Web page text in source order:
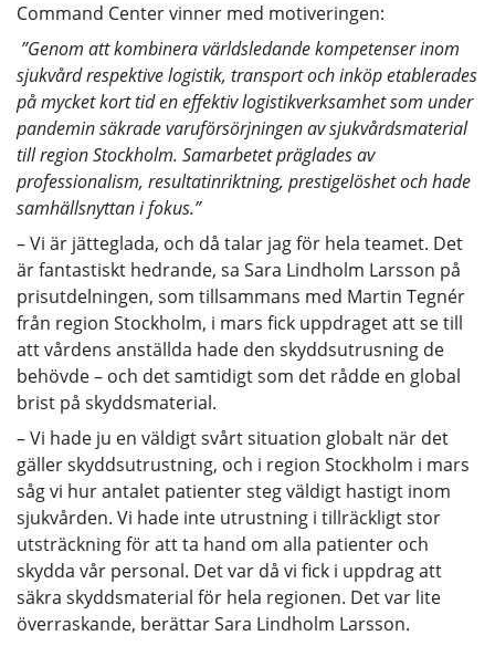
Command Center vinner med motiveringen:
”Genom att kombinera världsledande kompetenser inom
sjukvård respektive logistik, transport och inköp etablerades
på mycket kort tid en effektiv logistikverksamhet som under
pandemin säkrade varuförsörjningen av sjukvårdsmaterial
till region Stockholm. Samarbetet präglades av
professionalism, resultatinriktning, prestigelöshet och hade
samhällsnyttan i fokus.”
– Vi är jätteglada, och då talar jag för hela teamet. Det
är fantastiskt hedrande, sa Sara Lindholm Larsson på
prisutdelningen, som tillsammans med Martin Tegnér
från region Stockholm, i mars fick uppdraget att se till
att vårdens anställda hade den skyddsutrusning de
behövde – och det samtidigt som det rådde en global
brist på skyddsmaterial.
– Vi hade ju en väldigt svårt situation globalt när det
gäller skyddsutrustning, och i region Stockholm i mars
såg vi hur antalet patienter steg väldigt hastigt inom
sjukvården. Vi hade inte utrustning i tillräckligt stor
utsträckning för att ta hand om alla patienter och
skydda vår personal. Det var då vi fick i uppdrag att
säkra skyddsmaterial för hela regionen. Det var lite
överraskande, berättar Sara Lindholm Larsson.